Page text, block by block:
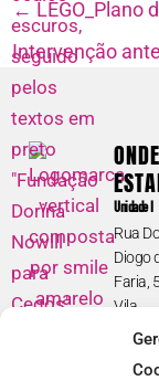
←LEGO_Plano
Intervenção
ONDE
Unidade I
Rua
Diogo
Faria,
Vila